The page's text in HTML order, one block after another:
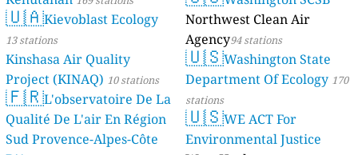
🇺🇦Kievoblast Ecology
13 stations
Kinshasa Air Quality
Project (KINAQ) 10 stations
🇫🇷L'observatoire De La
Qualité De L'air En Région
Sud Provence-Alpes-Côte
Northwest Clean Air
Agency94 stations
🇺🇸Washington State
Department Of Ecology 170
stations
🇺🇸WE ACT For
Environmental Justice